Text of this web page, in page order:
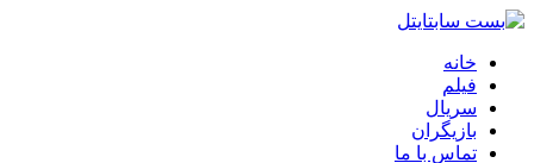
خانه
فیلم
سریال
بازیگران
تماس با ما